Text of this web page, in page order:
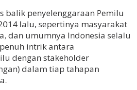
balik penyelenggaraan Pemilu
lalu, sepertinya masyarakat
dan umumnya Indonesia selalu
intrik antara
dengan stakeholder
dalam tiap tahapan